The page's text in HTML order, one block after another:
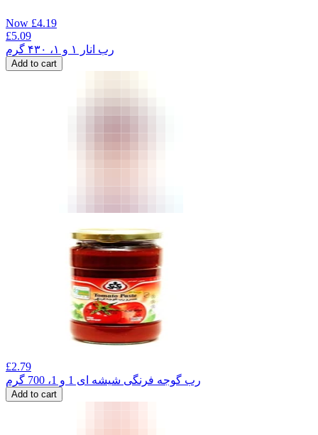
Now £4.19
£5.09
رب انار ۱ و ۱، ۴۳۰ گرم
Add to cart
£2.79
رب گوجه فرنگی شیشه ای 1 و 1، 700 گرم
Add to cart